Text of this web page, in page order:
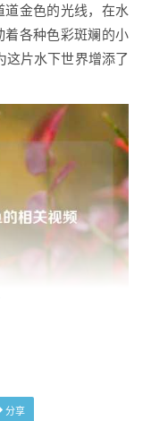
金色的光线，在水
着各种色彩斑斓的小
这片水下世界增添了
落，它那流线型的
水中游动时几乎不
分享